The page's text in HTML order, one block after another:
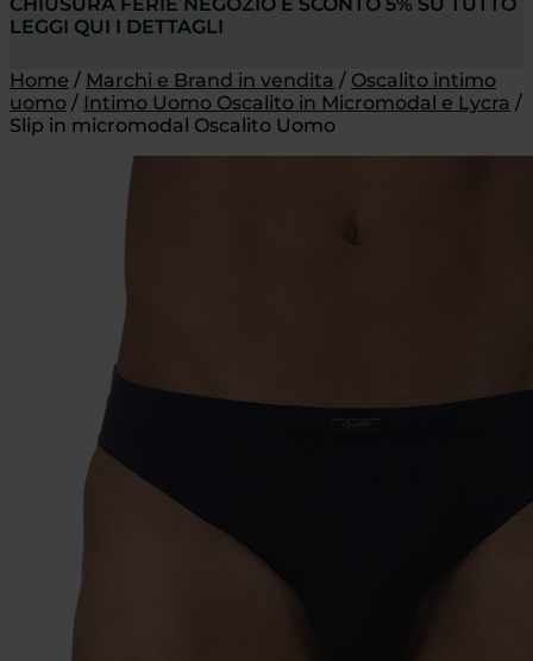
LEGGI QUI I DETTAGLI
Home / Marchi e Brand in vendita / Oscalito intimo
uomo / Intimo Uomo Oscalito in Micromodal e Lycra /
Slip in micromodal Oscalito Uomo